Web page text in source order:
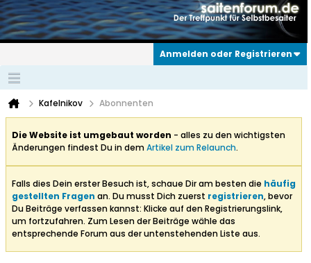
Anmelden oder Registrieren
Kafelnikov Abonnenten
Die Website ist umgebaut worden - alles zu den wichtigsten
Änderungen findest Du in demArtikel zum Relaunch.
Falls dies Dein erster Besuch ist, schaue Dir am besten die häufig
gestellten Fragen an. Du musst Dich zuerst registrieren, bevor
Du Beiträge verfassen kannst: Klicke auf den Registrierungslink,
um fortzufahren. Zum Lesen der Beiträge wähle das
entsprechende Forum aus der untenstehenden Liste aus.